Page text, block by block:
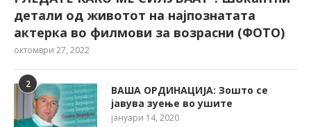
детали од животот на најпознатата
актерка во филмови за возрасни (ФОТО)
октомври 27, 2022
2
ВАША ОРДИНАЦИЈА: Зошто се
јавува зуење во ушите
јануари 14, 2020